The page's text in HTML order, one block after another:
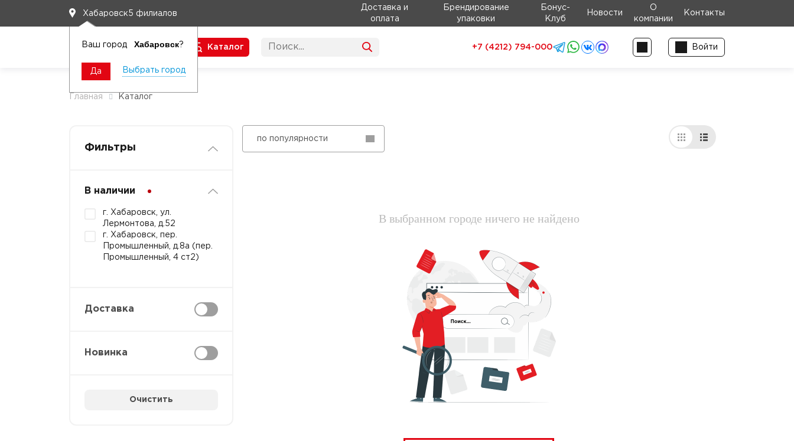
Хабаровск5 филиалов
Ваш город Хабаровск?
Да Выбрать город
Доставка и
оплата
Брендирование
упаковки
Бонус-
Клуб
Новости
О
компании
Контакты
Каталог +7 (4212) 794-000 Войти
Главная Каталог
Фильтры
В наличии
г. Хабаровск, ул.
Лермонтова, д.52
г. Хабаровск, пер.
Промышленный, д.8а (пер.
Промышленный, 4 ст2)
Доставка
Новинка
Очистить
по популярности
В выбранном городе ничего не найдено